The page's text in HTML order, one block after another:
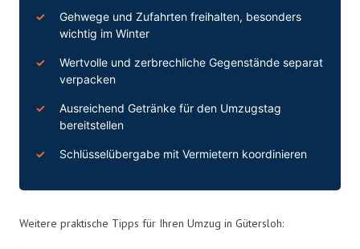
Gehwege und Zufahrten freihalten, besonders
wichtig im Winter
Wertvolle und zerbrechliche Gegenstände separat
verpacken
Ausreichend Getränke für den Umzugstag
bereitstellen
Schlüsselübergabe mit Vermietern koordinieren
Weitere praktische Tipps für Ihren Umzug in Gütersloh: